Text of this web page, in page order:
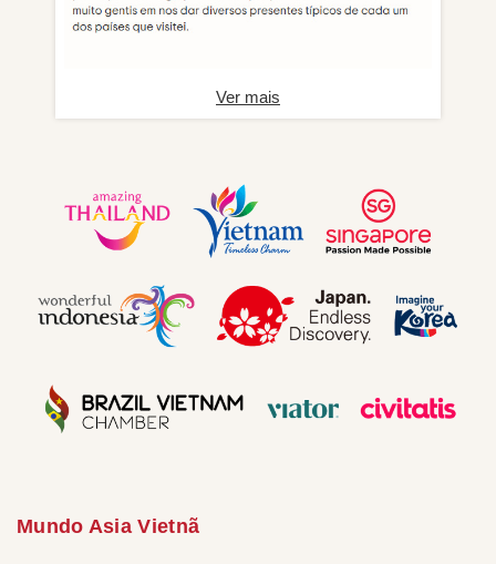
Ver mais
Mundo Asia Vietnã